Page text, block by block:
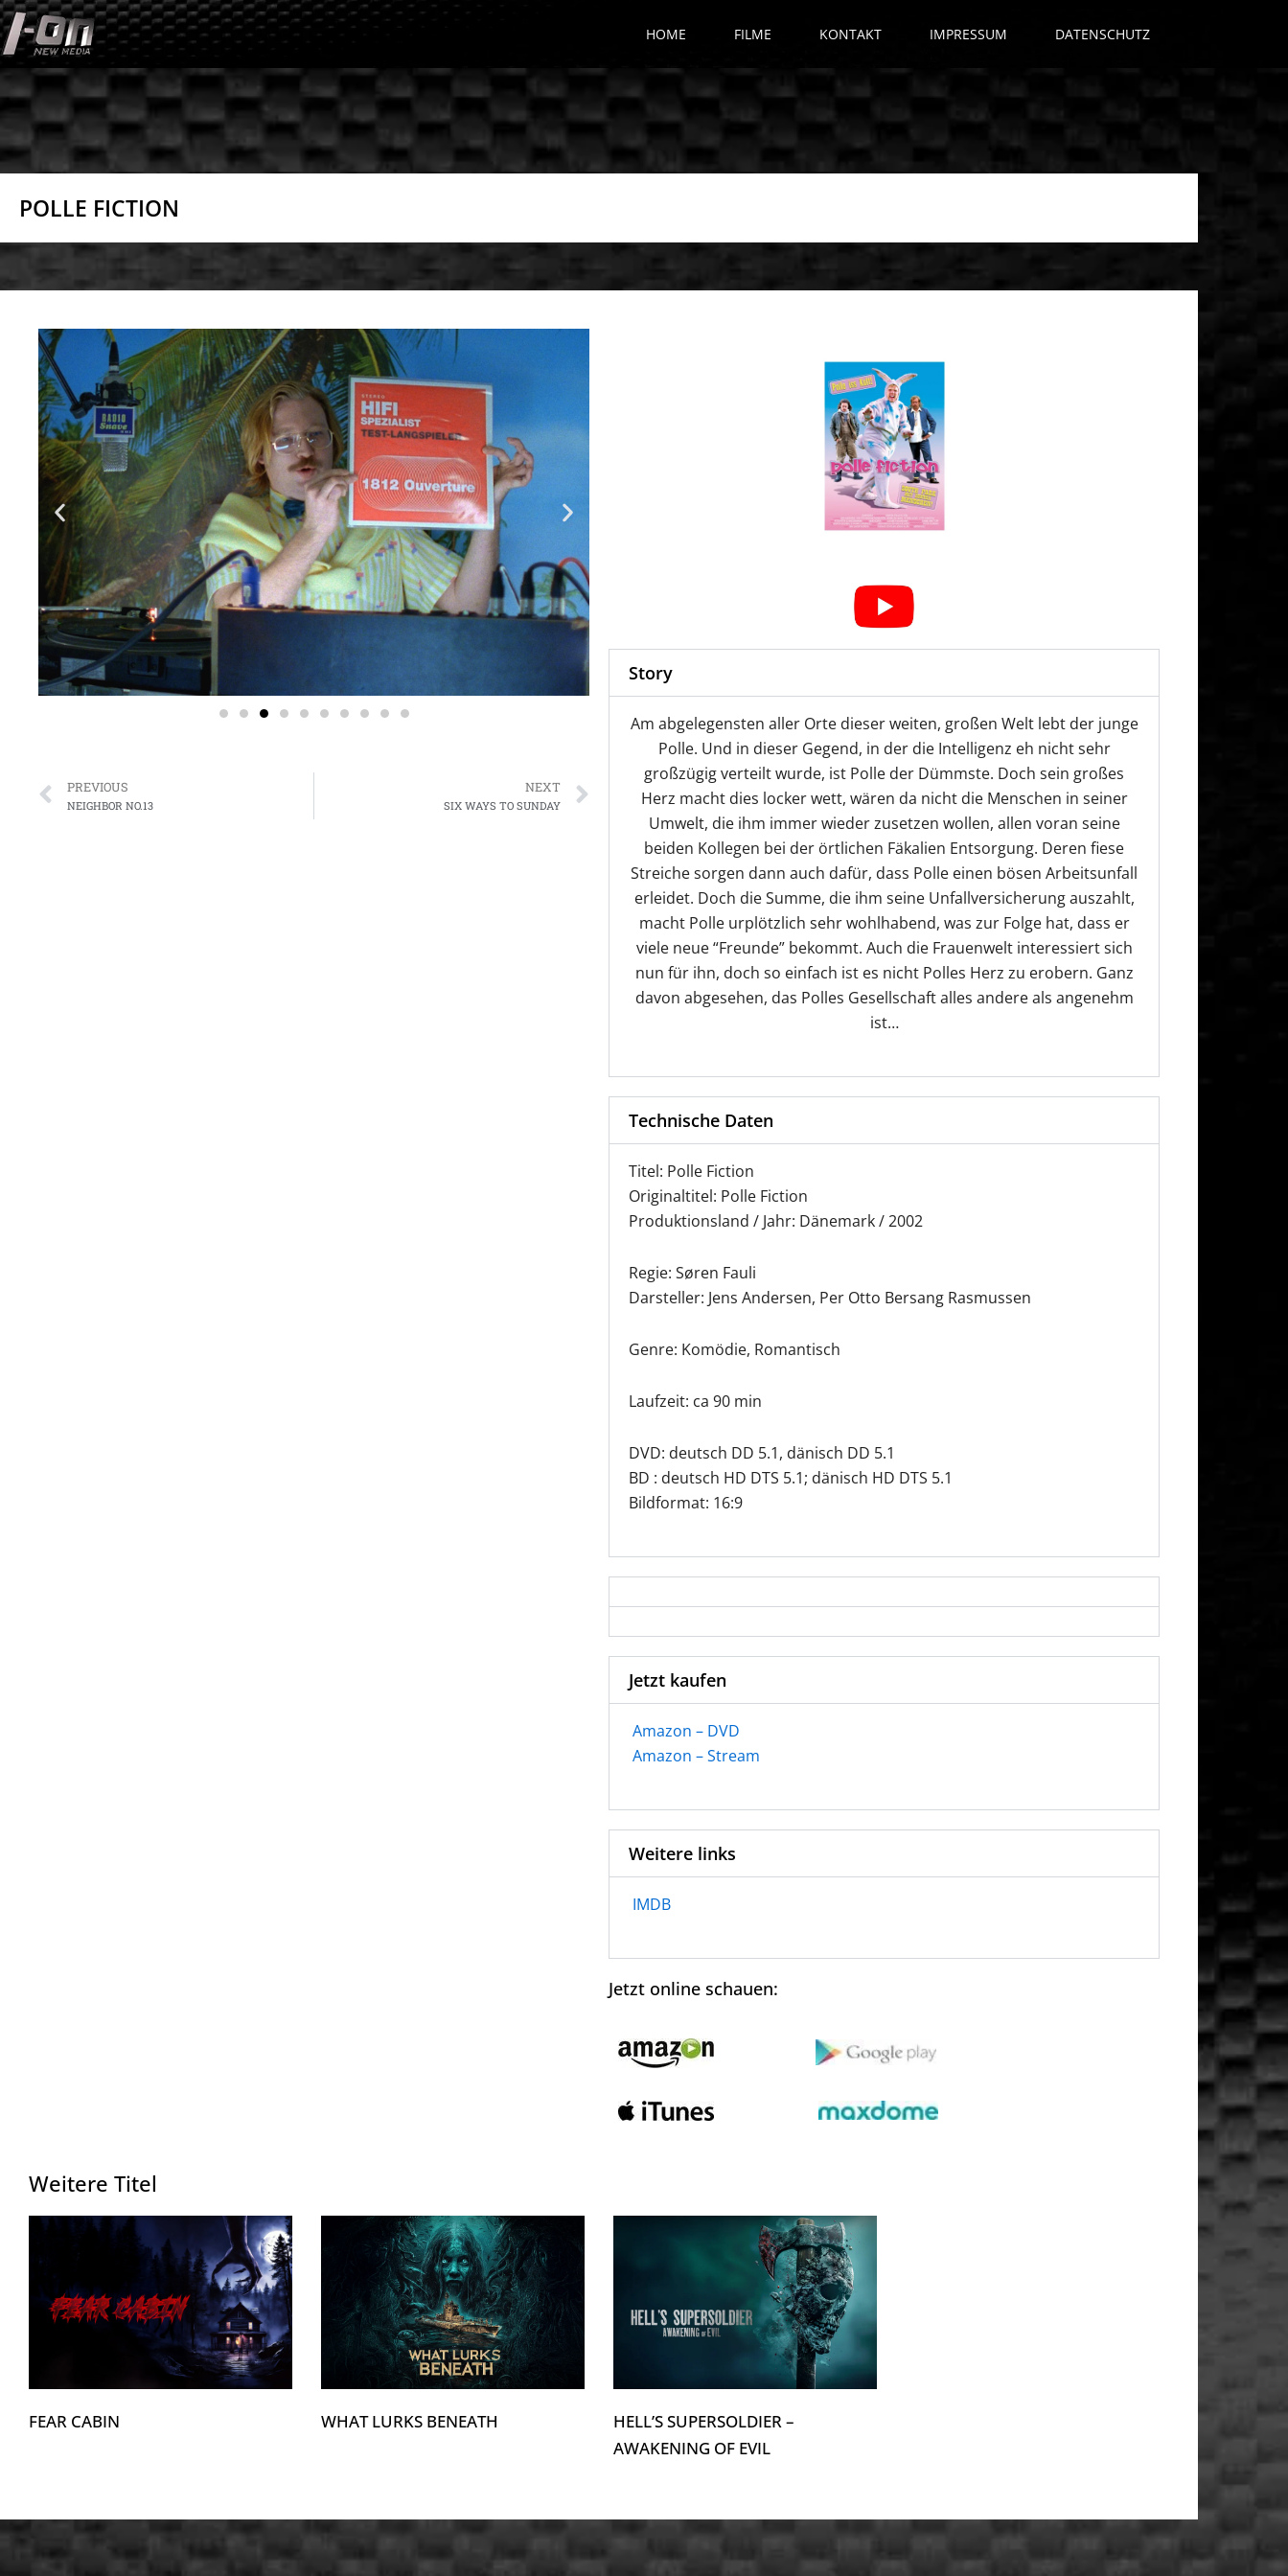
Skip
to
content
HOME FILME KONTAKT IMPRESSUM DATENSCHUTZ
POLLE FICTION
PREVIOUS
NEIGHBOR NO.13
NEXT
SIX WAYS TO SUNDAY
Next
Story
Am abgelegensten aller Orte dieser weiten, großen Welt lebt der junge
Polle. Und in dieser Gegend, in der die Intelligenz eh nicht sehr
großzügig verteilt wurde, ist Polle der Dümmste. Doch sein großes
Herz macht dies locker wett, wären da nicht die Menschen in seiner
Umwelt, die ihm immer wieder zusetzen wollen, allen voran seine
beiden Kollegen bei der örtlichen Fäkalien Entsorgung. Deren fiese
Streiche sorgen dann auch dafür, dass Polle einen bösen Arbeitsunfall
erleidet. Doch die Summe, die ihm seine Unfallversicherung auszahlt,
macht Polle urplötzlich sehr wohlhabend, was zur Folge hat, dass er
viele neue “Freunde” bekommt. Auch die Frauenwelt interessiert sich
nun für ihn, doch so einfach ist es nicht Polles Herz zu erobern. Ganz
davon abgesehen, das Polles Gesellschaft alles andere als angenehm
ist…
Technische Daten
Titel: Polle Fiction
Originaltitel: Polle Fiction
Produktionsland / Jahr: Dänemark / 2002
Regie: Søren Fauli
Darsteller: Jens Andersen, Per Otto Bersang Rasmussen
Genre: Komödie, Romantisch
Laufzeit: ca 90 min
DVD: deutsch DD 5.1, dänisch DD 5.1
BD : deutsch HD DTS 5.1; dänisch HD DTS 5.1
Bildformat: 16:9
Jetzt kaufen
Amazon – DVD
Amazon – Stream
Weitere links
IMDB
Jetzt online schauen:
Weitere Titel
FEAR CABIN WHAT LURKS BENEATH
HELL’S SUPERSOLDIER –
AWAKENING OF EVIL